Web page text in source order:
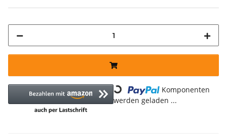
Loading...
Komponenten
werden geladen ...